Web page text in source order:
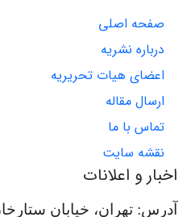
صفحه اصلی
درباره نشریه
اعضای هیات تحریریه
ارسال مقاله
تماس با ما
نقشه سایت
اخبار و اعلانات
آدرس: تهران، خیابان